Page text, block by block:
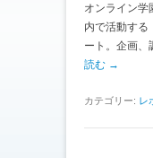
オンライン学
内で活動する
ート。企画、
読む →
カテゴリー: レ